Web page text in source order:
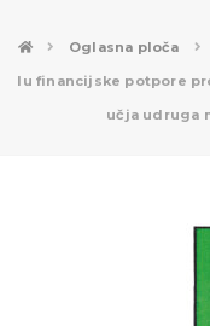
Oglasna ploča
lu financijske potpore
učja udruga